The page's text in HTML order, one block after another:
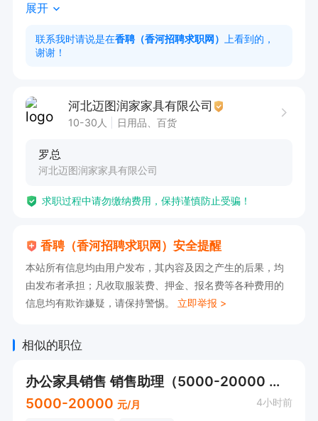
成交易。
男女不限，有相关工作经验者优先，形象好气质佳
每月有奖金
薪资底薪+提成+奖金
工作地址
展开
联系我时请说是在香聘（香河招聘求职网）
上看到的，
谢谢！
河北迈图润家家具有限公司
10-30人 日用品、百货
罗总
河北迈图润家家具有限公司
求职过程中请勿缴纳费用，保持谨慎防止受骗！
香聘（香河招聘求职网）安全提醒
本站所有信息均由用户发布，其内容及因之产生的后果，均
由发布者承担；凡收取服装费、押金、报名费等各种费用的
信息均有欺诈嫌疑，请保持警惕。 立即举报 >
相似的职位
办公家具销售 销售助理（5000-20000 节日福利）有无经验均可
5000-20000 元/月 4小时前